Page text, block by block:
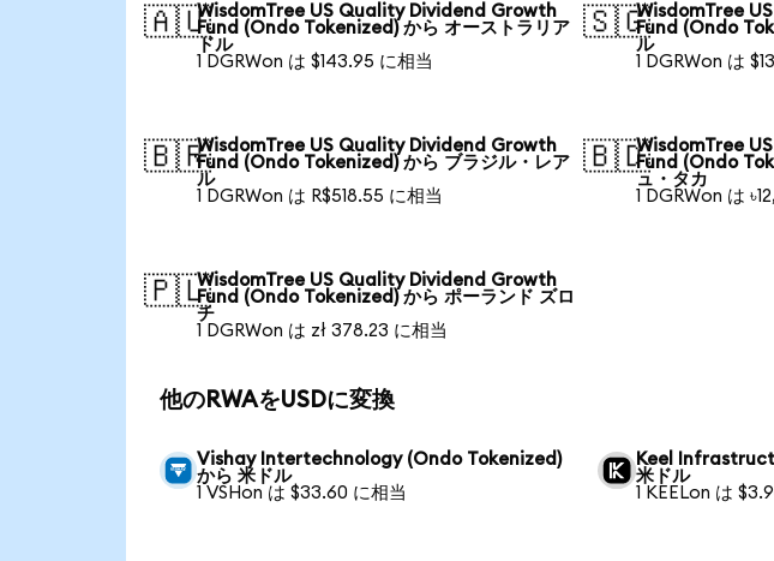
🇦🇺WisdomTree US Quality Dividend Growth
Fund (Ondo Tokenized) から オーストラリア
ドル
1 DGRWon は $143.95 に相当
🇸🇬WisdomTree
Fund (Ondo
ル
1 DGRWon は
🇧🇷WisdomTree US Quality Dividend Growth
Fund (Ondo Tokenized) から ブラジル・レア
ル
1 DGRWon は R$518.55 に相当
🇧🇩WisdomTree
Fund (Ondo
ュ・タカ
1 DGRWon は
🇵🇱WisdomTree US Quality Dividend Growth
Fund (Ondo Tokenized) から ポーランド ズロ
チ
1 DGRWon は zł 378.23 に相当
他のRWAをUSDに変換
Vishay Intertechnology (Ondo Tokenized)
から 米ドル
1 VSHon は $33.60 に相当
Keel
米ドル
1 KEELon は